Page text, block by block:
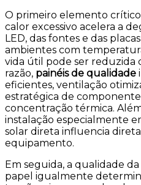
O primeiro elemento
calor excessivo acelera a
LED, das fontes e das
ambientes com
vida útil pode ser reduzida
razão, painéis de qualidade
eficientes, ventilação
estratégica de
concentração térmica.
instalação especialmente
solar direta influencia
equipamento.
Em seguida, a qualidade
papel igualmente